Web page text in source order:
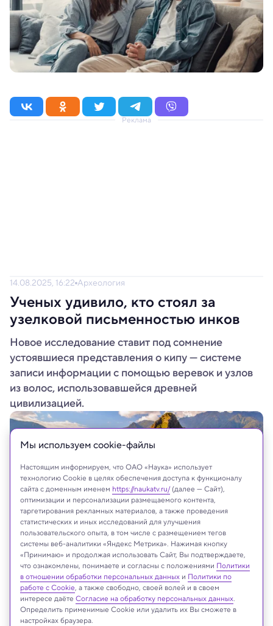
Реклама
14.08.2025, 16:22 Археология
Ученых удивило, кто стоял за
узелковой письменностью инков
Новое исследование ставит под сомнение
устоявшиеся представления о кипу — системе
записи информации с помощью веревок и узлов
из волос, использовавшейся древней
цивилизацией.
Anton_Ivanov/Shutterstock/FOTODOM
Реклама
Мы используем сookie-файлы
Настоящим информируем, что ОАО «Наука» использует
технологию Cookie в целях обеспечения доступа к функционалу
сайта с доменным именем https://naukatv.ru/(далее — Сайт),
оптимизации и персонализации размещаемого контента,
таргетирования рекламных материалов, а также проведения
статистических и иных исследований для улучшения
пользовательского опыта, в том числе с размещением тегов
системы веб-аналитики «Яндекс Метрика». Нажимая кнопку
«Принимаю» и продолжая использовать Сайт, Вы подтверждаете,
что ознакомлены, понимаете и согласны с положениями Политики
в отношении обработки персональных данных и Политики по
работе с Cookie, а также свободно, своей волей и в своем
интересе даёте Согласие на обработку персональных данных.
Определить применимые Cookie или удалить их Вы сможете в
настройках браузера.